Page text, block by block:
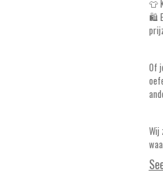
👕
🛍️
Of
Wij